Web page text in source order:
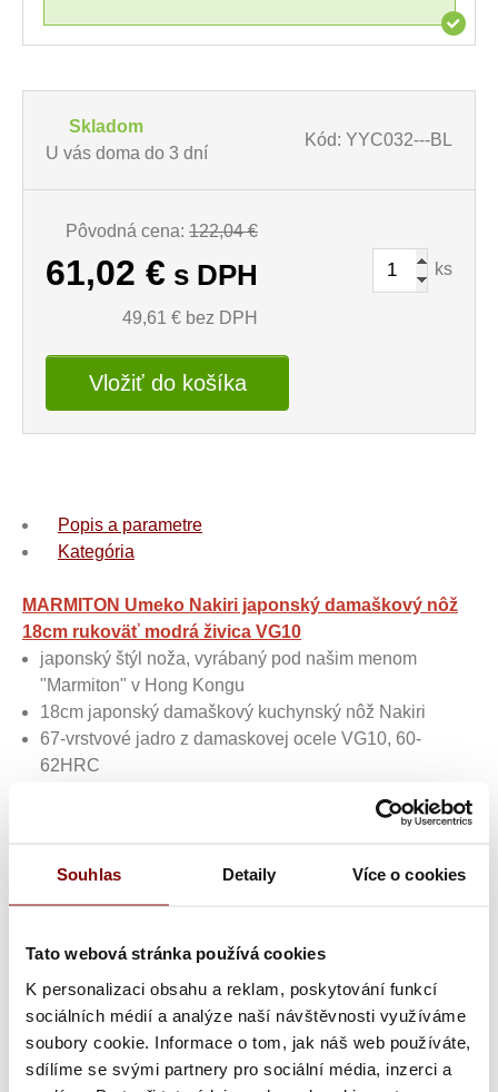
Souhlas Detaily Více o cookies
Tato webová stránka používá cookies
K personalizaci obsahu a reklam, poskytování funkcí
sociálních médií a analýze naší návštěvnosti využíváme
soubory cookie. Informace o tom, jak náš web používáte,
sdílíme se svými partnery pro sociální média, inzerci a
Skladom
U vás doma do 3 dní
Kód: YYC032---BL
Pôvodná cena: 122,04 €
61,02 € s DPH
49,61 € bez DPH
ks
Vložiť do košíka
Popis a parametre
Kategória
MARMITON Umeko Nakiri japonský damaškový nôž
18cm rukoväť modrá živica VG10
japonský štýl noža, vyrábaný pod našim menom
"Marmiton" v Hong Kongu
18cm japonský damaškový kuchynský nôž Nakiri
67-vrstvové jadro z damaskovej ocele VG10, 60-
62HRC
približne 15° na každej strane. Či už ste ľavák alebo
ľahko brúsi.
Jedinečný vzor a tvar- nôž je geometricky tvarovaný pre
módny vzhľad a čepeľ predstavuje nádherný drobný